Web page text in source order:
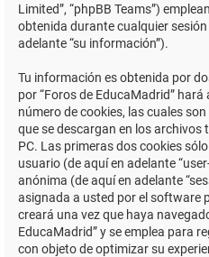
Limited”, “phpBB Teams”)
obtenida durante cualquier
adelante “su información”).
Tu información es obtenida por
por “Foros de EducaMadrid”
número de cookies, las cuales
que se descargan en los archivos
PC. Las primeras dos cookies
usuario (de aquí en adelante
anónima (de aquí en adelante
asignada a usted por el software
creará una vez que haya
EducaMadrid” y se emplea para
con objeto de optimizar su